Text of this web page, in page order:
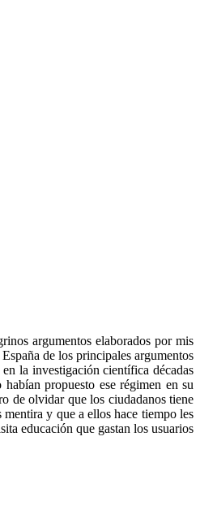
argumentos elaborados por mis
de los principales argumentos
la investigación científica décadas
propuesto ese régimen en su
de olvidar que los ciudadanos tiene
y que a ellos hace tiempo les
educación que gastan los usuarios